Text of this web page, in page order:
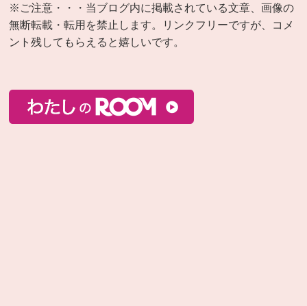
※ご注意・・・当ブログ内に掲載されている文章、画像の
無断転載・転用を禁止します。リンクフリーですが、コメ
ント残してもらえると嬉しいです。